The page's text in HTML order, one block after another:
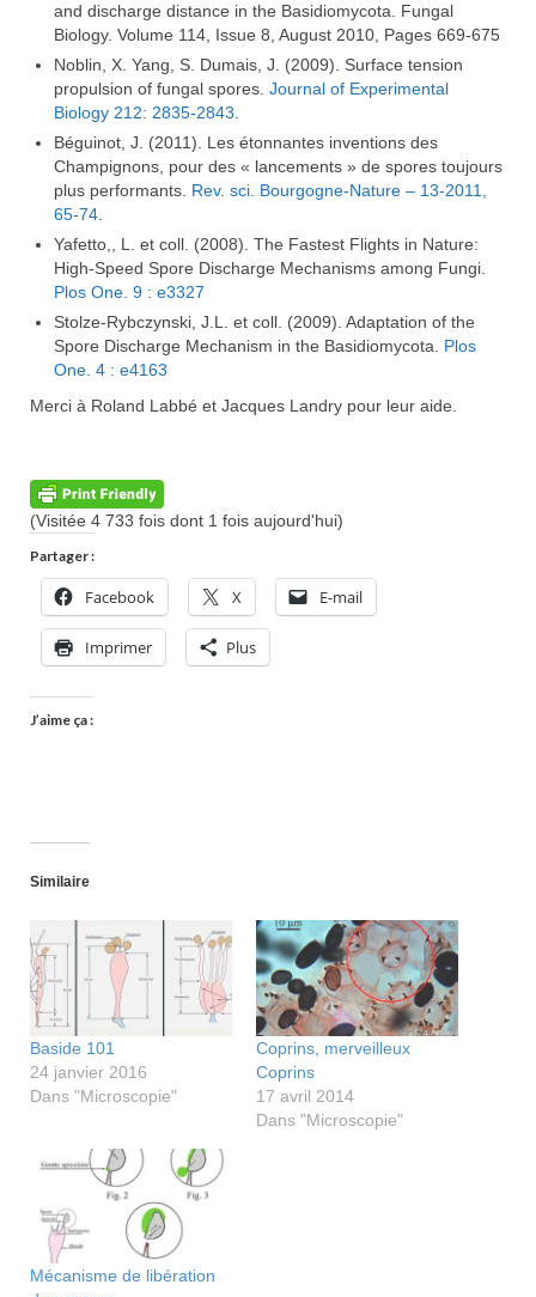
and discharge distance in the Basidiomycota. Fungal
Biology. Volume 114, Issue 8, August 2010, Pages 669-675
Noblin, X. Yang, S. Dumais, J. (2009). Surface tension
propulsion of fungal spores. Journal of Experimental
Biology 212: 2835-2843
Béguinot, J. (2011). Les étonnantes inventions des
Champignons, pour des « lancements » de spores toujours
plus performants. Rev. sci. Bourgogne-Nature – 13-2011,
65-74
Yafetto,, L. et coll. (2008). The Fastest Flights in Nature:
High-Speed Spore Discharge Mechanisms among Fungi.
Plos One. 9 : e3327
Stolze-Rybczynski, J.L. et coll. (2009). Adaptation of the
Spore Discharge Mechanism in the Basidiomycota. Plos
One. 4 : e4163
Merci à Roland Labbé et Jacques Landry pour leur aide.
(Visitée 4 733 fois dont 1 fois aujourd'hui)
Partager :
Facebook X E-mail
Imprimer Plus
J’aime ça :
Similaire
Baside 101
24 janvier 2016
Dans "Microscopie"
Coprins, merveilleux
Coprins
17 avril 2014
Dans "Microscopie"
Mécanisme de libération